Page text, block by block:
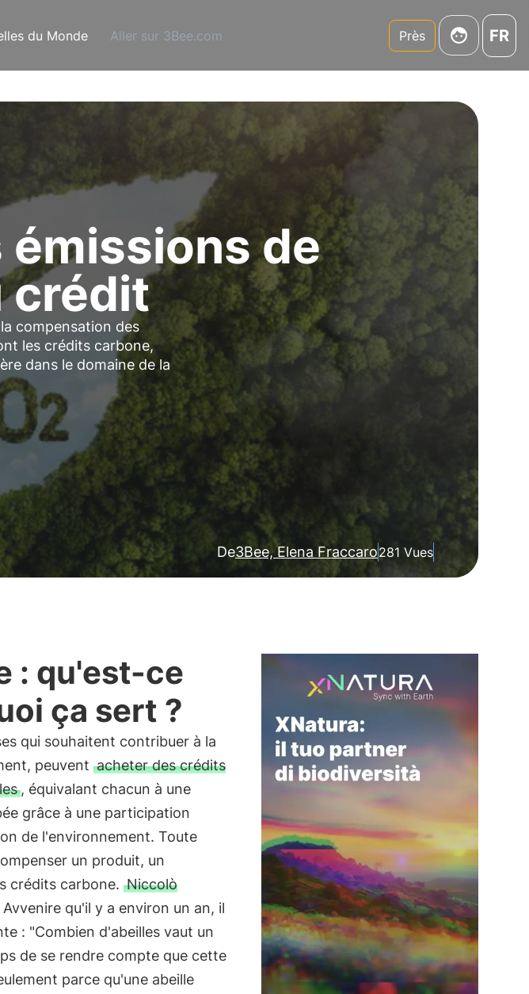
du Monde Aller sur 3Bee.com Près FR
de
crédit
compensation des
les crédits carbone,
dans le domaine de la
De3Bee, Elena Fraccaro281 Vues
: qu'est-ce
ça sert ?
qui souhaitent contribuer à la
peuvent acheter des crédits
, équivalant chacun à une
grâce à une participation
de l'environnement. Toute
un produit, un
crédits carbone. Niccolò
qu'il y a environ un an, il
: "Combien d'abeilles vaut un
de se rendre compte que cette
parce qu'une abeille